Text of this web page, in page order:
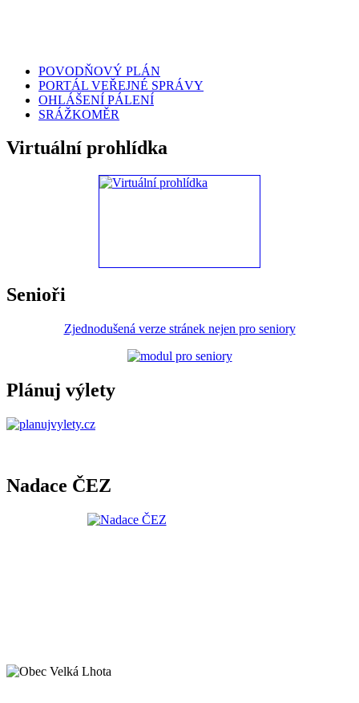
POVODŇOVÝ PLÁN
PORTÁL VEŘEJNÉ SPRÁVY
OHLÁŠENÍ PÁLENÍ
SRÁŽKOMĚR
Virtuální prohlídka
Senioři
Zjednodušená verze stránek nejen pro seniory
Plánuj výlety
Nadace ČEZ